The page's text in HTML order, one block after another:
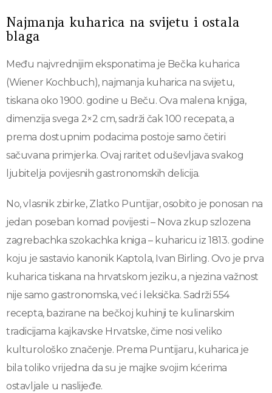
Najmanja kuharica na svijetu i ostala
blaga
Među najvrednijim eksponatima je Bečka kuharica
(Wiener Kochbuch), najmanja kuharica na svijetu,
tiskana oko 1900. godine u Beču. Ova malena knjiga,
dimenzija svega 2×2 cm, sadrži čak 100 recepata, a
prema dostupnim podacima postoje samo četiri
sačuvana primjerka. Ovaj raritet oduševljava svakog
ljubitelja povijesnih gastronomskih delicija.
No, vlasnik zbirke, Zlatko Puntijar, osobito je ponosan na
jedan poseban komad povijesti – Nova zkup szlozena
zagrebachka szokachka kniga – kuharicu iz 1813. godine
koju je sastavio kanonik Kaptola, Ivan Birling. Ovo je prva
kuharica tiskana na hrvatskom jeziku, a njezina važnost
nije samo gastronomska, već i leksička. Sadrži 554
recepta, bazirane na bečkoj kuhinji te kulinarskim
tradicijama kajkavske Hrvatske, čime nosi veliko
kulturološko značenje. Prema Puntijaru, kuharica je
bila toliko vrijedna da su je majke svojim kćerima
ostavljale u naslijeđe.